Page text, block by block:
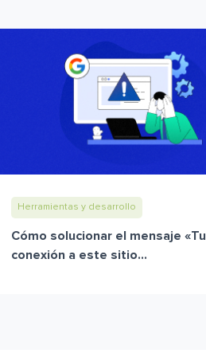
Herramientas y desarrollo
Cómo solucionar el mensaje «Tu
conexión a este sitio...